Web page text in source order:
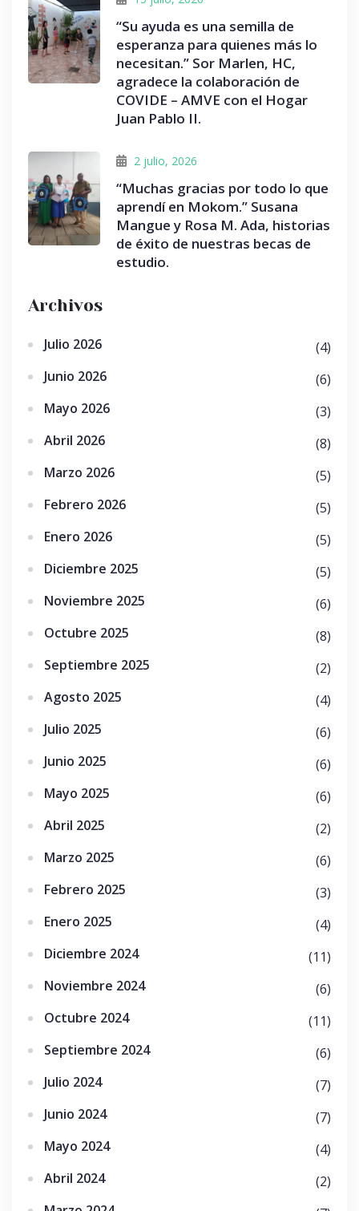
“Su ayuda es una semilla de
esperanza para quienes más lo
necesitan.” Sor Marlen, HC,
agradece la colaboración de
COVIDE – AMVE con el Hogar
Juan Pablo II.
2 julio, 2026
“Muchas gracias por todo lo que
aprendí en Mokom.” Susana
Mangue y Rosa M. Ada, historias
de éxito de nuestras becas de
estudio.
Archivos
Julio 2026
(4)
Junio 2026
(6)
Mayo 2026
(3)
Abril 2026
(8)
Marzo 2026
(5)
Febrero 2026
(5)
Enero 2026
(5)
Diciembre 2025
(5)
Noviembre 2025
(6)
Octubre 2025
(8)
Septiembre 2025
(2)
Agosto 2025
(4)
Julio 2025
(6)
Junio 2025
(6)
Mayo 2025
(6)
Abril 2025
(2)
Marzo 2025
(6)
Febrero 2025
(3)
Enero 2025
(4)
Diciembre 2024
(11)
Noviembre 2024
(6)
Octubre 2024
(11)
Septiembre 2024
(6)
Julio 2024
(7)
Junio 2024
(7)
Mayo 2024
(4)
Abril 2024
(2)